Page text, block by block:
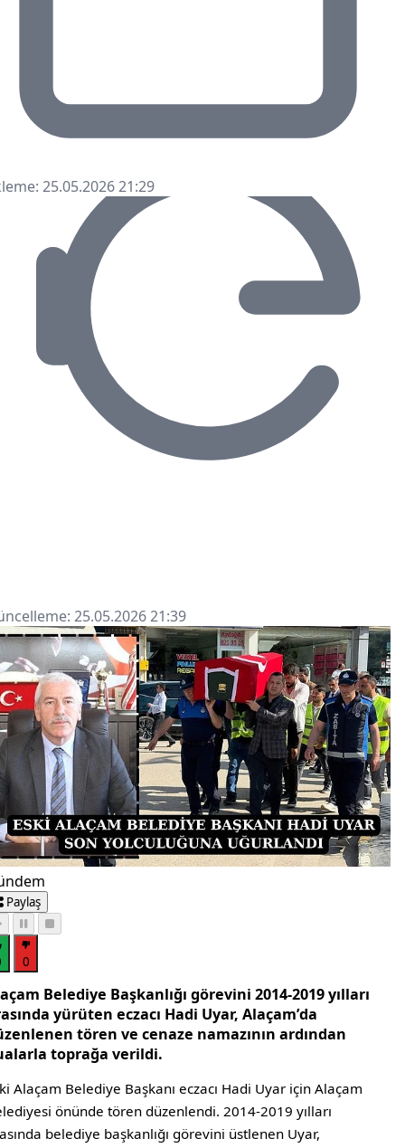
25.05.2026 21:29
25.05.2026 21:39
Paylaş
0
Belediye Başkanlığı görevini 2014-2019 yılları
yürüten eczacı Hadi Uyar, Alaçam’da
tören ve cenaze namazının ardından
toprağa verildi.
Alaçam Belediye Başkanı eczacı Hadi Uyar için Alaçam
önünde tören düzenlendi. 2014-2019 yılları
belediye başkanlığı görevini üstlenen Uyar,